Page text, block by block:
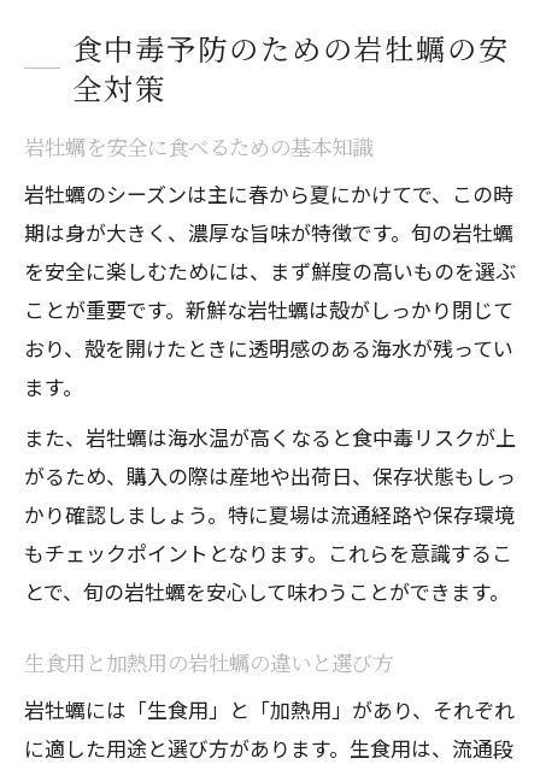
食中毒予防のための岩牡蠣の安
全対策
岩牡蠣を安全に食べるための基本知識
岩牡蠣のシーズンは主に春から夏にかけてで、この時
期は身が大きく、濃厚な旨味が特徴です。旬の岩牡蠣
を安全に楽しむためには、まず鮮度の高いものを選ぶ
ことが重要です。新鮮な岩牡蠣は殻がしっかり閉じて
おり、殻を開けたときに透明感のある海水が残ってい
ます。
また、岩牡蠣は海水温が高くなると食中毒リスクが上
がるため、購入の際は産地や出荷日、保存状態もしっ
かり確認しましょう。特に夏場は流通経路や保存環境
もチェックポイントとなります。これらを意識するこ
とで、旬の岩牡蠣を安心して味わうことができます。
生食用と加熱用の岩牡蠣の違いと選び方
岩牡蠣には「生食用」と「加熱用」があり、それぞれ
に適した用途と選び方があります。生食用は、流通段